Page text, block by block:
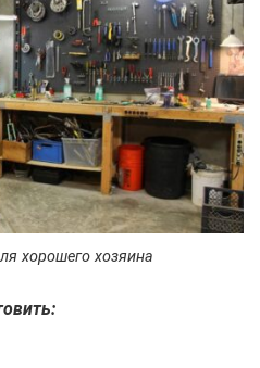
хорошего хозяина